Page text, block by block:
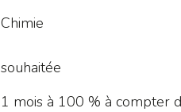
Chimie
souhaitée
1 mois à 100 % à compter